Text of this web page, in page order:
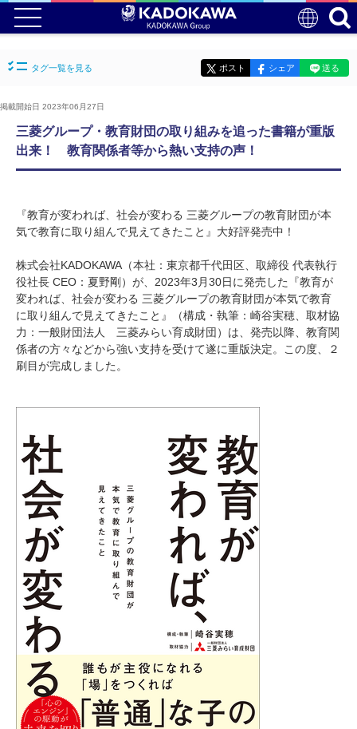
タグ一覧を見る ポスト シェア 送る
掲載開始日 2023年06月27日
三菱グループ・教育財団の取り組みを追った書籍が重版
出来！ 教育関係者等から熱い支持の声！
『教育が変われば、社会が変わる 三菱グループの教育財団が本
気で教育に取り組んで見えてきたこと』大好評発売中！
株式会社KADOKAWA（本社：東京都千代田区、取締役 代表執行
役社長 CEO：夏野剛）が、2023年3月30日に発売した『教育が
変われば、社会が変わる 三菱グループの教育財団が本気で教育
に取り組んで見えてきたこと』（構成・執筆：崎谷実穂、取材協
力：一般財団法人 三菱みらい育成財団）は、発売以降、教育関
係者の方々などから強い支持を受けて遂に重版決定。この度、２
刷目が完成しました。